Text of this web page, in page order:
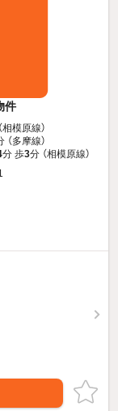
件
相模原線）
（多摩線）
分 歩3分 （相模原線）